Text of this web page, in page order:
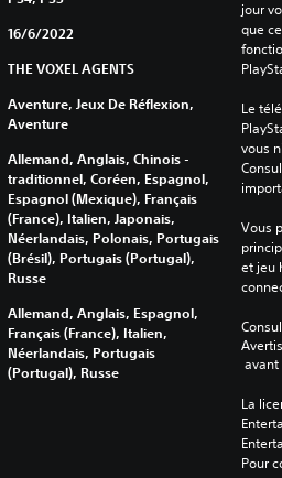
16/6/2022
THE VOXEL AGENTS
Aventure, Jeux De Réflexion,
Aventure
Allemand, Anglais, Chinois -
traditionnel, Coréen, Espagnol,
Espagnol (Mexique), Français
(France), Italien, Japonais,
Néerlandais, Polonais, Portugais
(Brésil), Portugais (Portugal),
Russe
Allemand, Anglais, Espagnol,
Français (France), Italien,
Néerlandais, Portugais
(Portugal), Russe
jour
que
Le
vous
Vous
et jeu
avant
La
Pour